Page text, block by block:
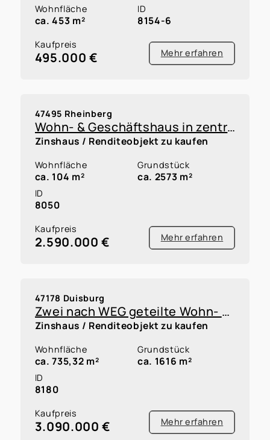
Wohnfläche
ca. 453 m²
ID
8154-6
Kaufpreis
495.000 € Mehr erfahren
47495 Rheinberg
Wohn- & Geschäftshaus in zentraler Fußgängerzone von Rheinberg
Zinshaus / Renditeobjekt zu kaufen
Wohnfläche
ca. 104 m²
Grundstück
ca. 2573 m²
ID
8050
Kaufpreis
2.590.000 € Mehr erfahren
47178 Duisburg
Zwei nach WEG geteilte Wohn- & Geschäftshäuser in Duisburg-Vierlinden
Zinshaus / Renditeobjekt zu kaufen
Wohnfläche
ca. 735,32 m²
Grundstück
ca. 1616 m²
ID
8180
Kaufpreis
3.090.000 € Mehr erfahren